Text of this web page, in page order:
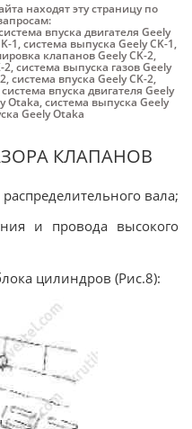
находят эту страницу по
впуска двигателя Geely
1,система выпуска Geely CK-1,
клапанов Geely CK-2,
2,система выпуска газов Geely
,система впуска Geely CK-2,
система впуска двигателя Geely
Otaka,система выпуска Geely
Geely Otaka
КЛАПАНОВ
вала;
и провода высокого
цилиндров (Рис.8):